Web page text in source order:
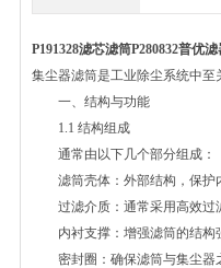
P191328滤芯滤筒P280832普优
集尘器滤筒是工业除尘系统中
一、结构与功能
1.1 结构组成
通常由以下几个部分组成：
滤筒壳体：外部结构，保护
过滤介质：通常采用高效过
内衬支撑：增强滤筒的结构
密封圈：确保滤筒与集尘器